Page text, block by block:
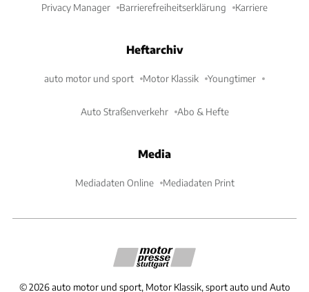
Privacy Manager Barrierefreiheitserklärung Karriere
Heftarchiv
auto motor und sport Motor Klassik Youngtimer
Auto Straßenverkehr Abo & Hefte
Media
Mediadaten Online Mediadaten Print
©2026 auto motor und sport, Motor Klassik, sport auto und Auto